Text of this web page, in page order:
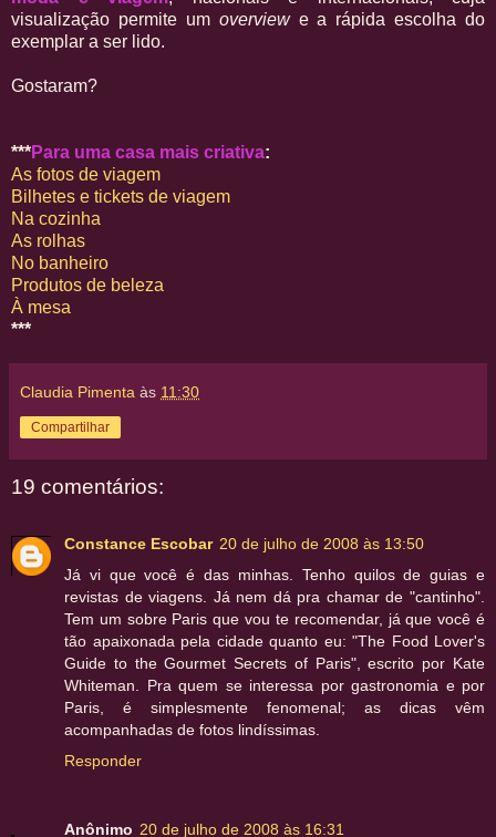
visualização permite um overviewe a rápida escolha do
exemplar a ser lido.
Gostaram?
***Para uma casa mais criativa:
As fotos de viagem
Bilhetes e tickets de viagem
Na cozinha
As rolhas
No banheiro
Produtos de beleza
À mesa
***
Claudia Pimenta às 11:30
Compartilhar
19 comentários:
Constance Escobar 20 de julho de 2008 às 13:50
Já vi que você é das minhas. Tenho quilos de guias e
revistas de viagens. Já nem dá pra chamar de "cantinho".
Tem um sobre Paris que vou te recomendar, já que você é
tão apaixonada pela cidade quanto eu: "The Food Lover's
Guide to the Gourmet Secrets of Paris", escrito por Kate
Whiteman. Pra quem se interessa por gastronomia e por
Paris, é simplesmente fenomenal; as dicas vêm
acompanhadas de fotos lindíssimas.
Responder
Anônimo 20 de julho de 2008 às 16:31